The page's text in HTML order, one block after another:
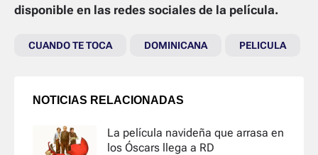
disponible en las redes sociales de la película.
CUANDO TE TOCA DOMINICANA PELICULA
NOTICIAS RELACIONADAS
La película navideña que arrasa en
los Óscars llega a RD